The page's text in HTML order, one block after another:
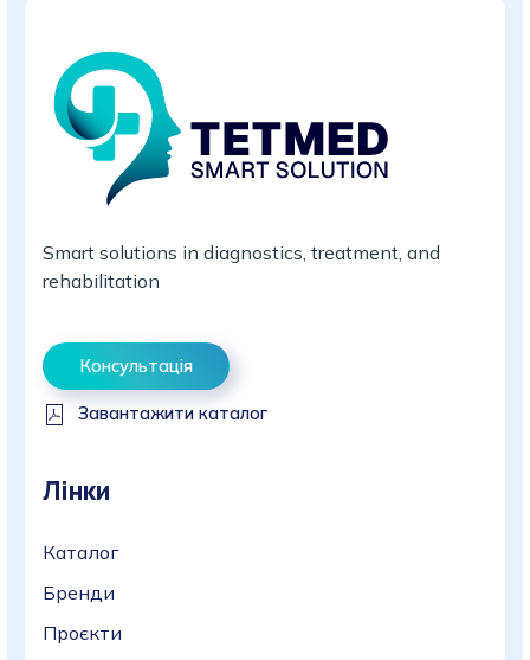
Smart solutions in diagnostics, treatment, and
rehabilitation
Консультація
Завантажити каталог
Лінки
Каталог
Бренди
Проєкти